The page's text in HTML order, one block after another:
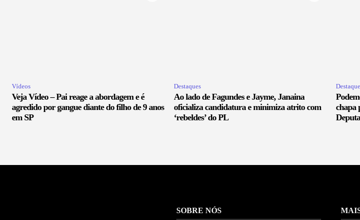
Vídeos
Veja Vídeo – Pai reage a abordagem e é
agredido por gangue diante do filho de 9 anos
em SP
Destaques
Ao lado de Fagundes e Jayme, Janaina
oficializa candidatura e minimiza atrito com
‘rebeldes’ do PL
chapa
SOBRE NÓS